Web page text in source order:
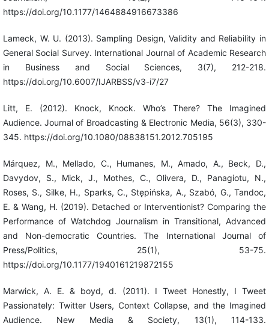
https://doi.org/10.1177/1464884916673386
Lameck, W. U. (2013). Sampling Design, Validity and Reliability in
General Social Survey. International Journal of Academic Research
in Business and Social Sciences, 3(7), 212-218.
https://doi.org/10.6007/IJARBSS/v3-i7/27
Litt, E. (2012). Knock, Knock. Who’s There? The Imagined
Audience. Journal of Broadcasting & Electronic Media, 56(3), 330-
345. https://doi.org/10.1080/08838151.2012.705195
Márquez, M., Mellado, C., Humanes, M., Amado, A., Beck, D.,
Davydov, S., Mick, J., Mothes, C., Olivera, D., Panagiotu, N.,
Roses, S., Silke, H., Sparks, C., Stępińska, A., Szabó, G., Tandoc,
E. & Wang, H. (2019). Detached or Interventionist? Comparing the
Performance of Watchdog Journalism in Transitional, Advanced
and Non-democratic Countries. The International Journal of
Press/Politics, 25(1), 53-75.
https://doi.org/10.1177/1940161219872155
Marwick, A. E. & boyd, d. (2011). I Tweet Honestly, I Tweet
Passionately: Twitter Users, Context Collapse, and the Imagined
Audience. New Media & Society, 13(1), 114-133.